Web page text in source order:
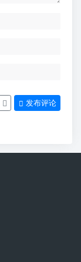
发布评论